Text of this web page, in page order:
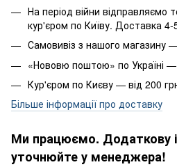
На період війни
кур'єром по Київу. Доставка 4-
Самовивіз з нашого магазину
«Нововю поштою» по Україні —
Кур'єром по Києву — від 200
Більше інформації про доставку
Ми працюємо. Додаткову
уточнюйте у менеджера!